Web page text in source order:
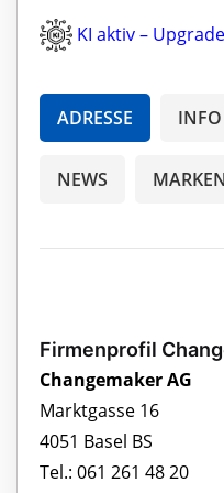
KI aktiv –
ADRESSE INFO
NEWS MARKEN
Firmenprofil
Changemaker AG
Marktgasse 16
4051 Basel BS
Tel.: 061 261 48 20